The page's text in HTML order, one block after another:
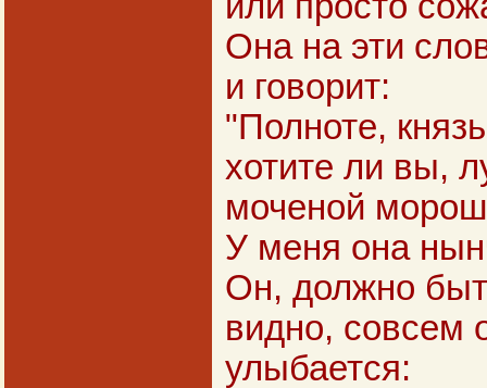
Она на эти
и говорит:
"Полноте,
хотите ли вы,
моченой
У меня она
Он, должно
видно, совсем
улыбается: